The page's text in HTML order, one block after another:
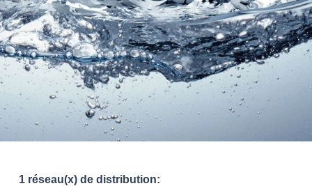
1 réseau(x) de distribution: